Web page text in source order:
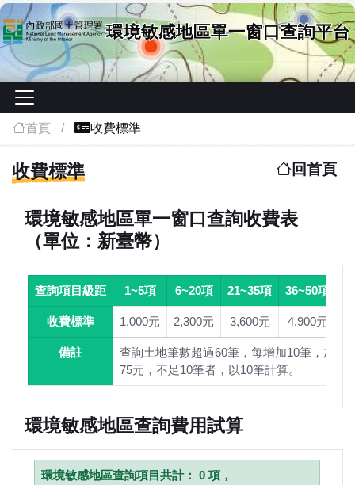
首頁 收費標準
收費標準 回首頁
環境敏感地區單一窗口查詢收費表
（單位：新臺幣）
查詢項目級距 1~5項 6~20項 21~35項 36~50項
收費標準 1,000元 2,300元 3,600元 4,900元
備註
查詢土地筆數超過60筆，每增加10筆，加計
75元，不足10筆者，以10筆計算。
環境敏感地區查詢費用試算
環境敏感地區查詢項目共計： 0 項，